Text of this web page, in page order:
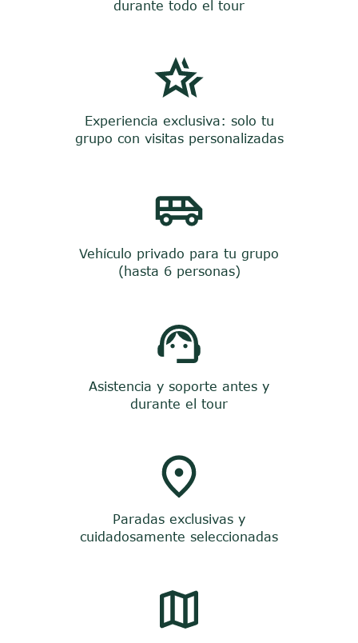
durante todo el tour
Experiencia exclusiva: solo tu
grupo con visitas personalizadas
Vehículo privado para tu grupo
(hasta 6 personas)
Asistencia y soporte antes y
durante el tour
Paradas exclusivas y
cuidadosamente seleccionadas